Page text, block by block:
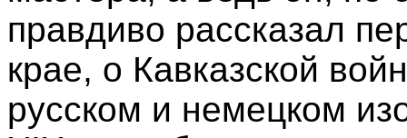
правдиво рассказал
крае, о Кавказской
русском и немецком